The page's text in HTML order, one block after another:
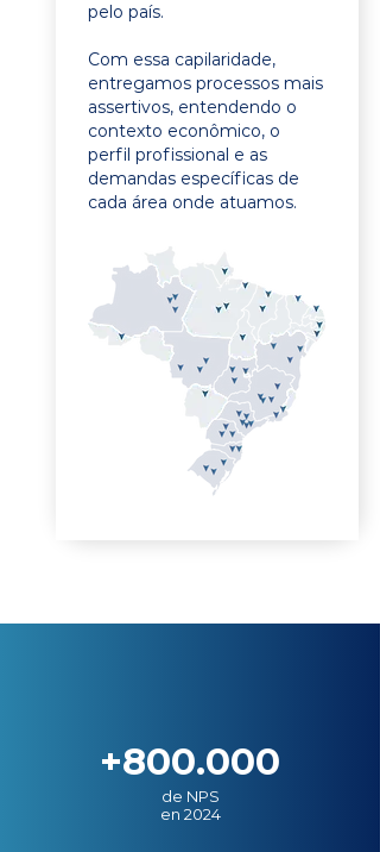
pelo país.
Com essa capilaridade,
entregamos processos mais
assertivos, entendendo o
contexto econômico, o
perfil profissional e as
demandas específicas de
cada área onde atuamos.
+800.000
de NPS
en 2024